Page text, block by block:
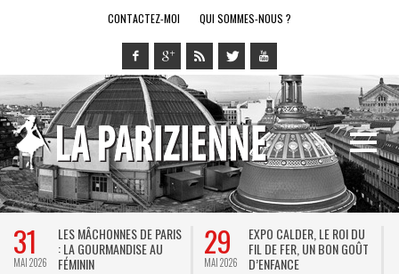
CONTACTEZ-MOI QUI SOMMES-NOUS ?
31
MAI 2026
LES MÂCHONNES DE PARIS
: LA GOURMANDISE AU
FÉMININ
29
MAI 2026
EXPO CALDER, LE ROI DU
FIL DE FER, UN BON GOÛT
D’ENFANCE